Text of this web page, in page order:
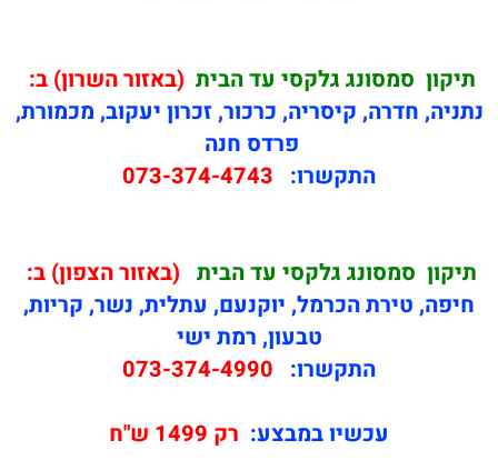
תיקון סמסונג גלקסי עד הבית (באזור השרון) ב:
נתניה, חדרה, קיסריה, כרכור, זכרון יעקוב, מכמורת,
פרדס חנה
התקשרו: 073-374-4743
תיקון סמסונג גלקסי עד הבית (באזור הצפון) ב:
חיפה, טירת הכרמל, יוקנעם, עתלית, נשר, קריות,
טבעון, רמת ישי
התקשרו: 073-374-4990
עכשיו במבצע: רק 1499 ש"ח